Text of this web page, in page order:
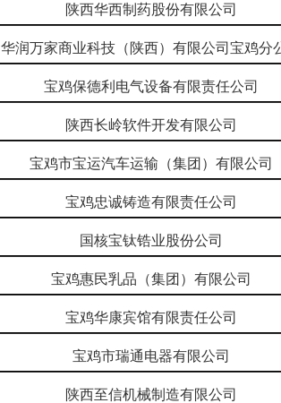
陕西华西制药股份有限公司
华润万家商业科技（陕西）有限公司宝鸡分
宝鸡保德利电气设备有限责任公司
陕西长岭软件开发有限公司
宝鸡市宝运汽车运输（集团）有限公司
宝鸡忠诚铸造有限责任公司
国核宝钛锆业股份公司
宝鸡惠民乳品（集团）有限公司
宝鸡华康宾馆有限责任公司
宝鸡市瑞通电器有限公司
陕西至信机械制造有限公司